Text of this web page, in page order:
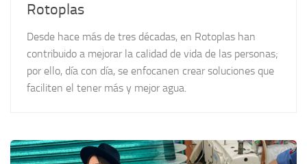
Rotoplas
Desde hace más de tres décadas, en Rotoplas han
contribuido a mejorar la calidad de vida de las personas;
por ello, día con día, se enfocanen crear soluciones que
faciliten el tener más y mejor agua.